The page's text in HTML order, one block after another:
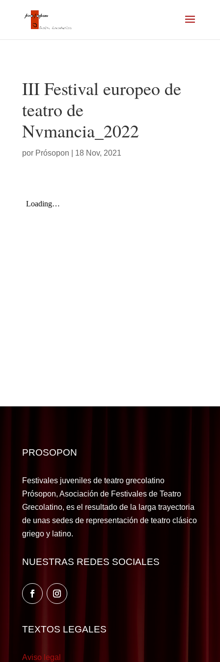
III Festival europeo de
teatro de
Nvmancia_2022
por Prósopon 18 Nov, 2021
PROSOPON
Festivales juveniles de teatro grecolatino
Prósopon, Asociación de Festivales de Teatro
Grecolatino, es el resultado de la larga trayectoria
de unas sedes de representación de teatro clásico
griego y latino.
NUESTRAS REDES SOCIALES
TEXTOS LEGALES
Aviso legal